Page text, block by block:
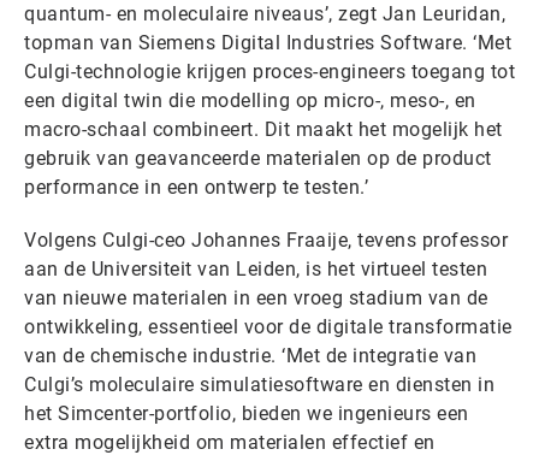
quantum- en moleculaire niveaus’, zegt Jan Leuridan,
topman van Siemens Digital Industries Software. ‘Met
Culgi-technologie krijgen proces-engineers toegang tot
een digital twin die modelling op micro-, meso-, en
macro-schaal combineert. Dit maakt het mogelijk het
gebruik van geavanceerde materialen op de product
performance in een ontwerp te testen.’
Volgens Culgi-ceo Johannes Fraaije, tevens professor
aan de Universiteit van Leiden, is het virtueel testen
van nieuwe materialen in een vroeg stadium van de
ontwikkeling, essentieel voor de digitale transformatie
van de chemische industrie. ‘Met de integratie van
Culgi’s moleculaire simulatiesoftware en diensten in
het Simcenter-portfolio, bieden we ingenieurs een
extra mogelijkheid om materialen effectief en